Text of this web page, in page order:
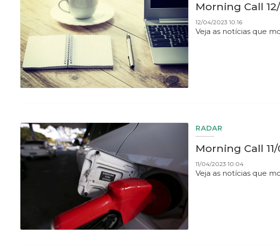
Morning Call
12/04/2023 10:16
Veja as notícias que
RADAR
Morning Call
11/04/2023 10:04
Veja as notícias que